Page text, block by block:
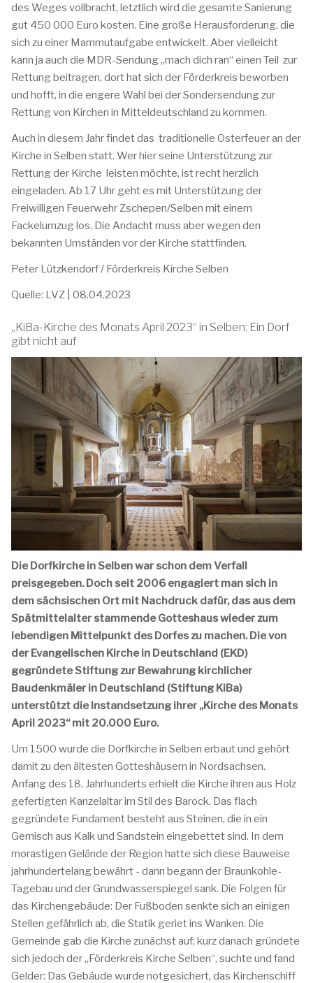
des Weges vollbracht, letztlich wird die gesamte Sanierung
gut 450 000 Euro kosten. Eine große Herausforderung, die
sich zu einer Mammutaufgabe entwickelt. Aber vielleicht
kann ja auch die MDR-Sendung „mach dich ran“ einen Teil zur
Rettung beitragen, dort hat sich der Förderkreis beworben
und hofft, in die engere Wahl bei der Sondersendung zur
Rettung von Kirchen in Mitteldeutschland zu kommen.
Auch in diesem Jahr findet das traditionelle Osterfeuer an der
Kirche in Selben statt. Wer hier seine Unterstützung zur
Rettung der Kirche leisten möchte, ist recht herzlich
eingeladen. Ab 17 Uhr geht es mit Unterstützung der
Freiwilligen Feuerwehr Zschepen/Selben mit einem
Fackelumzug los. Die Andacht muss aber wegen den
bekannten Umständen vor der Kirche stattfinden.
Peter Lützkendorf / Förderkreis Kirche Selben
Quelle: LVZ | 08.04.2023
„KiBa-Kirche des Monats April 2023“ in Selben: Ein Dorf
gibt nicht auf
Die Dorfkirche in Selben war schon dem Verfall
preisgegeben. Doch seit 2006 engagiert man sich in
dem sächsischen Ort mit Nachdruck dafür, das aus dem
Spätmittelalter stammende Gotteshaus wieder zum
lebendigen Mittelpunkt des Dorfes zu machen. Die von
der Evangelischen Kirche in Deutschland (EKD)
gegründete Stiftung zur Bewahrung kirchlicher
Baudenkmäler in Deutschland (Stiftung KiBa)
unterstützt die Instandsetzung ihrer „Kirche des Monats
April 2023“ mit 20.000 Euro.
Um 1500 wurde die Dorfkirche in Selben erbaut und gehört
damit zu den ältesten Gotteshäusern in Nordsachsen.
Anfang des 18. Jahrhunderts erhielt die Kirche ihren aus Holz
gefertigten Kanzelaltar im Stil des Barock. Das flach
gegründete Fundament besteht aus Steinen, die in ein
Gemisch aus Kalk und Sandstein eingebettet sind. In dem
morastigen Gelände der Region hatte sich diese Bauweise
jahrhundertelang bewährt - dann begann der Braunkohle-
Tagebau und der Grundwasserspiegel sank. Die Folgen für
das Kirchengebäude: Der Fußboden senkte sich an einigen
Stellen gefährlich ab, die Statik geriet ins Wanken. Die
Gemeinde gab die Kirche zunächst auf; kurz danach gründete
sich jedoch der „Förderkreis Kirche Selben“, suchte und fand
Gelder: Das Gebäude wurde notgesichert, das Kirchenschiff